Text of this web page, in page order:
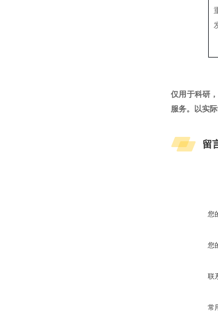
仅用于科研
服务。以实
留
您
您
联
常